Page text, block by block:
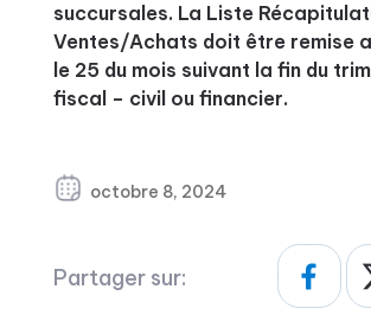
succursales. La Liste
Ventes/Achats doit être remise
le 25 du mois suivant la fin du
fiscal – civil ou financier.
octobre 8, 2024
Partager sur: